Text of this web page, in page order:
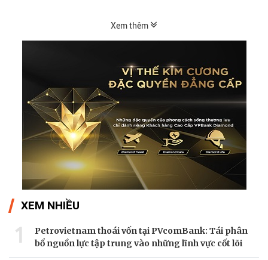
Xem thêm
XEM NHIỀU
1
Petrovietnam thoái vốn tại PVcomBank: Tái phân
bổ nguồn lực tập trung vào những lĩnh vực cốt lõi